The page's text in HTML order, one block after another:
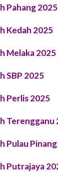
Pahang 2025
Kedah 2025
Melaka 2025
SBP 2025
Perlis 2025
Terengganu
Pulau
Putrajaya